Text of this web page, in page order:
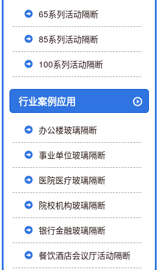
65系列活动隔断
85系列活动隔断
100系列活动隔断
行业案例应用
办公楼玻璃隔断
事业单位玻璃隔断
医院医疗玻璃隔断
院校机构玻璃隔断
银行金融玻璃隔断
餐饮酒店会议厅活动隔断